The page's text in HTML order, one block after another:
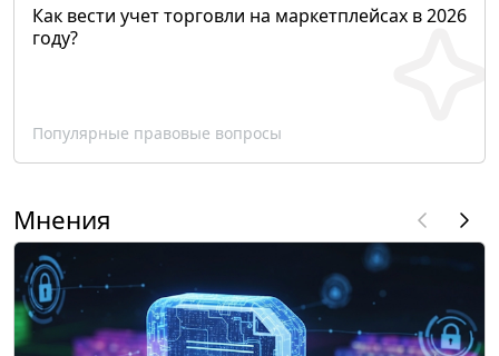
Как вести учет торговли на маркетплейсах в 2026
году?
Популярные правовые вопросы
Мнения